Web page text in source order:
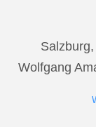
Wolfgang